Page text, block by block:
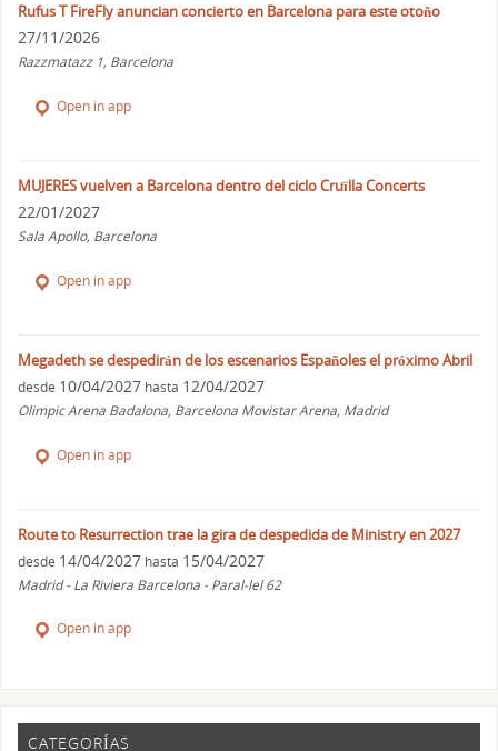
Rufus T FireFly anuncian concierto en Barcelona para este otoño
27/11/2026
Razzmatazz 1, Barcelona
Open in app
MUJERES vuelven a Barcelona dentro del ciclo Cruïlla Concerts
22/01/2027
Sala Apollo, Barcelona
Open in app
Megadeth se despedirán de los escenarios Españoles el próximo Abril
desde 10/04/2027 hasta 12/04/2027
Olimpic Arena Badalona, Barcelona Movistar Arena, Madrid
Open in app
Route to Resurrection trae la gira de despedida de Ministry en 2027
desde 14/04/2027 hasta 15/04/2027
Madrid - La Riviera Barcelona - Paral-lel 62
Open in app
CATEGORÍAS